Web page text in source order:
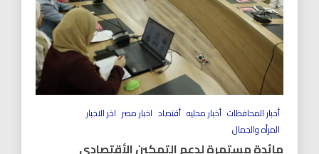
أخبار المحافظات أخبار محليه أقتصاد اخبار مصر اخر الاخبار
المرأه والجمال
مائدة مستمرة لدعم التمكين الأقتصادي